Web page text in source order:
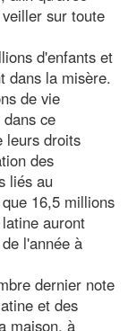
sur toute
d'enfants et
dans la misère.
de vie
ce
leurs droits
des
liés au
16,5 millions
auront
l'année à
dernier note
et des
maison, à